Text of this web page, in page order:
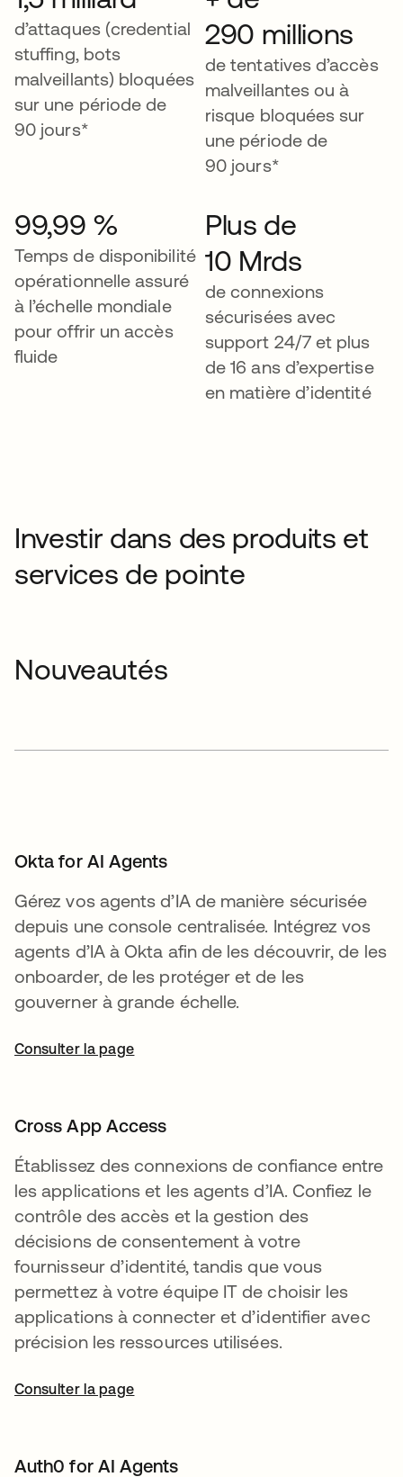
d’attaques (credential
stuffing, bots
malveillants) bloquées
sur une période de
90 jours*
290 millions
de tentatives d’accès
malveillantes ou à
risque bloquées sur
une période de
90 jours*
99,99 %
Temps de disponibilité
opérationnelle assuré
à l’échelle mondiale
pour offrir un accès
fluide
Plus de
10 Mrds
de connexions
sécurisées avec
support 24/7 et plus
de 16 ans d’expertise
en matière d’identité
Investir dans des produits et
services de pointe
Nouveautés
Okta for AI Agents
Gérez vos agents d’IA de manière sécurisée
depuis une console centralisée. Intégrez vos
agents d’IA à Okta afin de les découvrir, de les
onboarder, de les protéger et de les
gouverner à grande échelle.
Consulter la page
Cross App Access
Établissez des connexions de confiance entre
les applications et les agents d’IA. Confiez le
contrôle des accès et la gestion des
décisions de consentement à votre
fournisseur d’identité, tandis que vous
permettez à votre équipe IT de choisir les
applications à connecter et d’identifier avec
précision les ressources utilisées.
Consulter la page
Auth0 for AI Agents